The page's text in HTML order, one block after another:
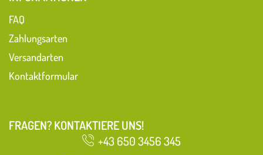
FAQ
Zahlungsarten
Versandarten
Kontaktformular
FRAGEN? KONTAKTIERE UNS!
+43 650 3456 345